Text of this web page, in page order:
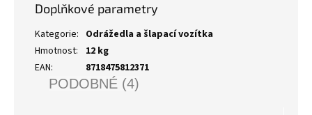
Doplňkové parametry
Kategorie: Odrážedla a šlapací vozítka
Hmotnost:
12 kg
EAN: 8718475812371
PODOBNÉ (4)